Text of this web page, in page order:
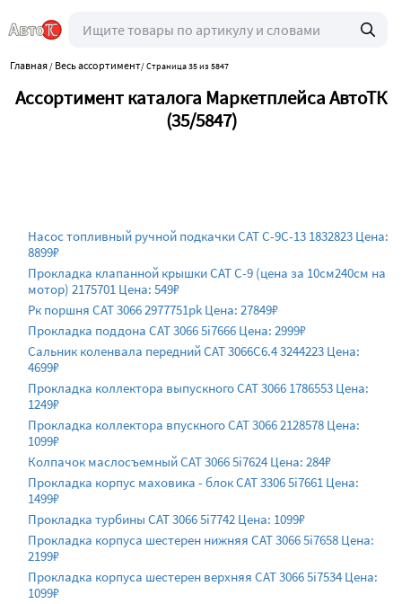
Главная/ Весь ассортимент/Страница 35 из 5847
Ассортимент каталога Маркетплейса АвтоТК
(35/5847)
Насос топливный ручной подкачки CAT C-9C-13 1832823 Цена:
8899₽
Прокладка клапанной крышки CAT C-9 (цена за 10см240см на
мотор) 2175701 Цена: 549₽
Рк поршня CAT 3066 2977751pk Цена: 27849₽
Прокладка поддона CAT 3066 5i7666 Цена: 2999₽
Сальник коленвала передний CAT 3066C6.4 3244223 Цена:
4699₽
Прокладка коллектора выпускного CAT 3066 1786553 Цена:
1249₽
Прокладка коллектора впускного CAT 3066 2128578 Цена:
1099₽
Колпачок маслосъемный CAT 3066 5i7624 Цена: 284₽
Прокладка корпус маховика - блок CAT 3306 5i7661 Цена:
1499₽
Прокладка турбины CAT 3066 5i7742 Цена: 1099₽
Прокладка корпуса шестерен нижняя CAT 3066 5i7658 Цена:
2199₽
Прокладка корпуса шестерен верхняя CAT 3066 5i7534 Цена:
1099₽